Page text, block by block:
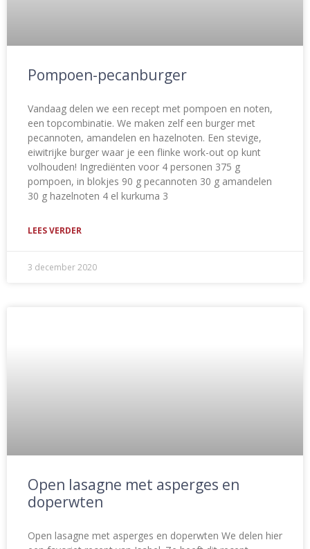
Pompoen-pecanburger
Vandaag delen we een recept met pompoen en noten,
een topcombinatie. We maken zelf een burger met
pecannoten, amandelen en hazelnoten. Een stevige,
eiwitrijke burger waar je een flinke work-out op kunt
volhouden! Ingrediënten voor 4 personen 375 g
pompoen, in blokjes 90 g pecannoten 30 g amandelen
30 g hazelnoten 4 el kurkuma 3
LEES VERDER
3 december 2020
Open lasagne met asperges en
doperwten
Open lasagne met asperges en doperwten We delen hier